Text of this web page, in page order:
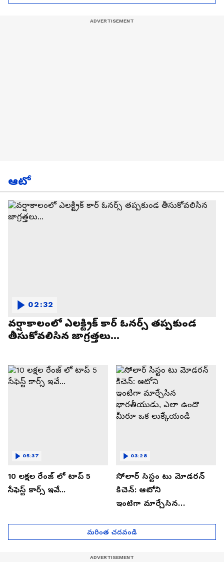
ఆటో
వర్షాకాలంలో ఎలక్ట్రిక్ కార్ ఓనర్స్ తప్పకుండ
తీసుకోవలిసిన జాగ్రత్తలు...
02:32
10 లక్షల రేంజ్ లో టాప్ 5
సేఫెస్ట్ కార్స్ ఇవే...
05:37
సోలార్ సిస్టం టు మోడరన్
కిచెన్: ఆటోని
ఇంటిగా మార్చేసిన
మీరూ ఒక లుక్కేయండి
03:28
మరింత చదవండి